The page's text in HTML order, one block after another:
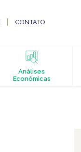
CONTATO
Análises
Econômicas